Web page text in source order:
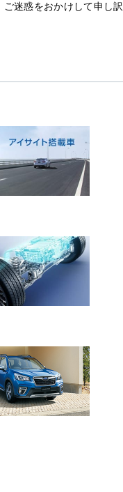
ご迷惑をおかけして申し